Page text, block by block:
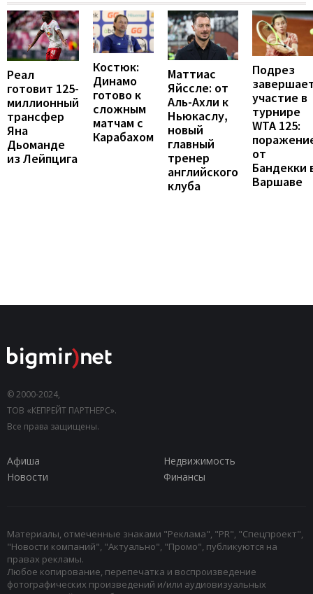
Реал
готовит 125-
миллионный
трансфер
Яна
Дьоманде
из Лейпцига
Костюк:
Динамо
готово к
сложным
матчам с
Карабахом
Маттиас
Яйссле: от
Аль-Ахли к
Ньюкаслу,
новый
главный
тренер
английского
клуба
Подрез
участие в
турнире
WTA 125:
от
Бандекки
Варшаве
© 2000-2024,
ТОВ «КЕПРЕЙТ ПАРТНЕРС».
Все права защищены.
Афиша
Недвижимость
Новости
Финансы
Материалы, отмеченные знаками "Реклама", "PR", "Спецпроект",
"Новости компаний", "Актуально", "Промо", публикуются на
правах рекламы.
Любое копирование, перепечатка и воспроизведение
фотографических произведений и/или аудиовизуальных